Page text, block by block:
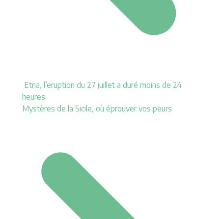
Etna, l’eruption du 27 juillet a duré moins de 24
heures
Mystères de la Sicile, où éprouver vos peurs